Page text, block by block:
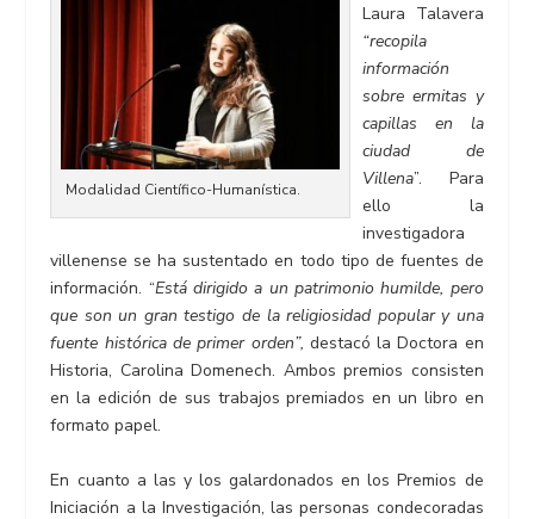
Modalidad Científico-Humanística.
Laura Talavera
“recopila
información
sobre ermitas y
capillas en la
ciudad de
Villena”. Para
ello la
investigadora
villenense se ha sustentado en todo tipo de fuentes de
información. “Está dirigido a un patrimonio humilde, pero
que son un gran testigo de la religiosidad popular y una
fuente histórica de primer orden”, destacó la Doctora en
Historia, Carolina Domenech. Ambos premios consisten
en la edición de sus trabajos premiados en un libro en
formato papel.
En cuanto a las y los galardonados en los Premios de
Iniciación a la Investigación, las personas condecoradas